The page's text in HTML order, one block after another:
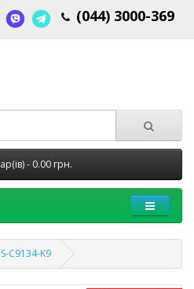
(044) 3000-369
- 0.00 грн.
C9134-K9